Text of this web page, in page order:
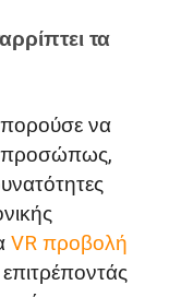
τα
να
VR προβολή